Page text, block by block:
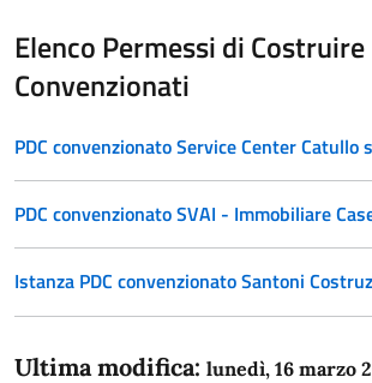
Elenco Permessi di Costruire
Convenzionati
PDC convenzionato Service Center Catullo
PDC convenzionato SVAI - Immobiliare
Istanza PDC convenzionato Santoni
Ultima modifica: lunedì, 16 marzo